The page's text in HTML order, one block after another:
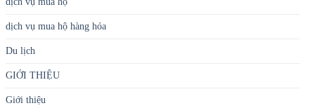
dịch vụ mua hộ hàng hóa
Du lịch
GIỚI THIỆU
Giới thiệu